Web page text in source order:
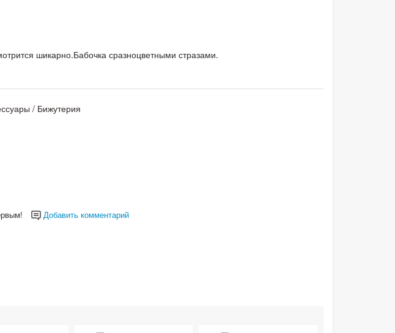
шикарно.Бабочка сразноцветными стразами.
/ Бижутерия
Добавить комментарий